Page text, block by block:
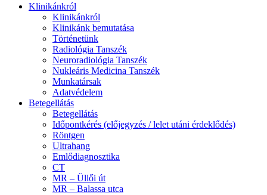
Klinikánkról
Klinikánkról
Klinikánk bemutatása
Történetünk
Radiológia Tanszék
Neuroradiológia Tanszék
Nukleáris Medicina Tanszék
Munkatársak
Adatvédelem
Betegellátás
Betegellátás
Időpontkérés (előjegyzés / lelet utáni érdeklődés)
Röntgen
Ultrahang
Emlődiagnosztika
CT
MR – Üllői út
MR – Balassa utca